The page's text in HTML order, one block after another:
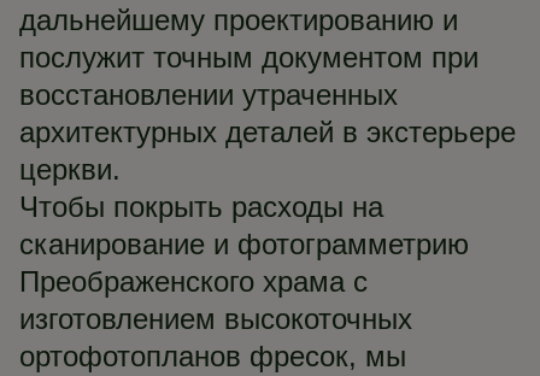
дальнейшему проектированию и
послужит точным документом при
восстановлении утраченных
архитектурных деталей в экстерьере
церкви.
Чтобы покрыть расходы на
сканирование и фотограмметрию
Преображенского храма с
изготовлением высокоточных
ортофотопланов фресок, мы